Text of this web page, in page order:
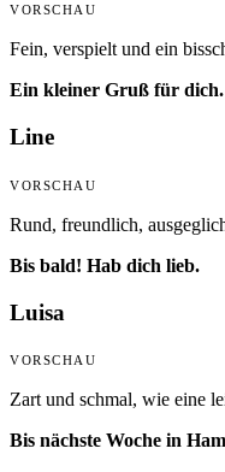
VORSCHAU
Fein, verspielt und ein
Ein kleiner Gruß für dich.
Line
VORSCHAU
Rund, freundlich,
Bis bald! Hab dich lieb.
Luisa
VORSCHAU
Zart und schmal, wie eine
Bis nächste Woche in